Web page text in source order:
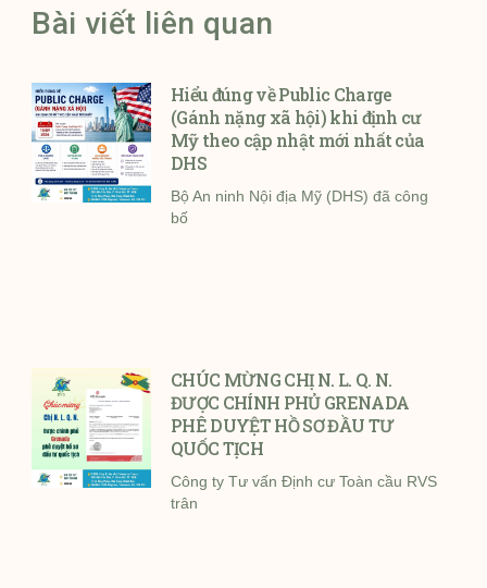
Bài viết liên quan
Hiểu đúng về Public Charge
(Gánh nặng xã hội) khi định cư
Mỹ theo cập nhật mới nhất của
DHS
Bộ An ninh Nội địa Mỹ (DHS) đã công
bố
CHÚC MỪNG CHỊ N. L. Q. N.
ĐƯỢC CHÍNH PHỦ GRENADA
PHÊ DUYỆT HỒ SƠ ĐẦU TƯ
QUỐC TỊCH
Công ty Tư vấn Định cư Toàn cầu RVS
trân